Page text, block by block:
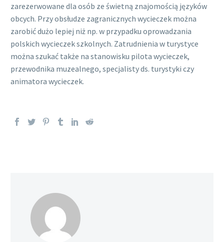
zarezerwowane dla osób ze świetną znajomością języków
obcych. Przy obsłudze zagranicznych wycieczek można
zarobić dużo lepiej niż np. w przypadku oprowadzania
polskich wycieczek szkolnych. Zatrudnienia w turystyce
można szukać także na stanowisku pilota wycieczek,
przewodnika muzealnego, specjalisty ds. turystyki czy
animatora wycieczek.